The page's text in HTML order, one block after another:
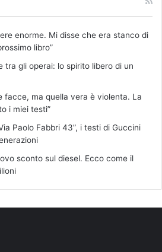
enorme. Mi disse che era stanco di
libro”
tra gli operai: lo spirito libero di un
facce, ma quella vera è violenta. La
i miei testi”
Paolo Fabbri 43”, i testi di Guccini
sconto sul diesel. Ecco come il